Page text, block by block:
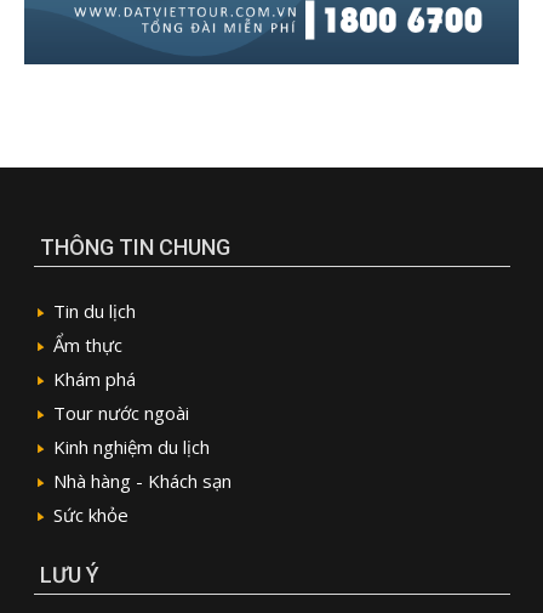
THÔNG TIN CHUNG
Tin du lịch
Ẩm thực
Khám phá
Tour nước ngoài
Kinh nghiệm du lịch
Nhà hàng - Khách sạn
Sức khỏe
LƯU Ý